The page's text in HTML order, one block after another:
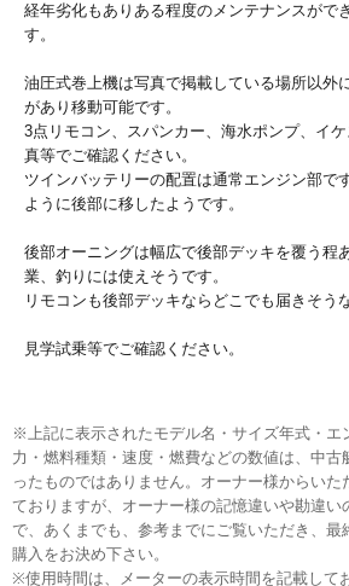
経年劣化もありある程度のメンテナンスがで
す。
油圧式巻上機は写真で掲載している場所以外
があり移動可能です。
3点リモコン、スパンカー、海水ポンプ、イ
真等でご確認ください。
ツインバッテリーの配置は通常エンジン部で
ように後部に移したようです。
後部オーニングは幅広で後部デッキを覆う程
業、釣りには使えそうです。
リモコンも後部デッキならどこでも届きそう
見学試乗等でご確認ください。
※上記に表示されたモデル名・サイズ年式・エ
力・燃料種類・速度・燃費などの数値は、中古
ったものではありません。オーナー様からいた
ておりますが、オーナー様の記憶違いや勘違い
で、あくまでも、参考までにご覧いただき、最
購入をお決め下さい。
※使用時間は、メーターの表示時間を記載して